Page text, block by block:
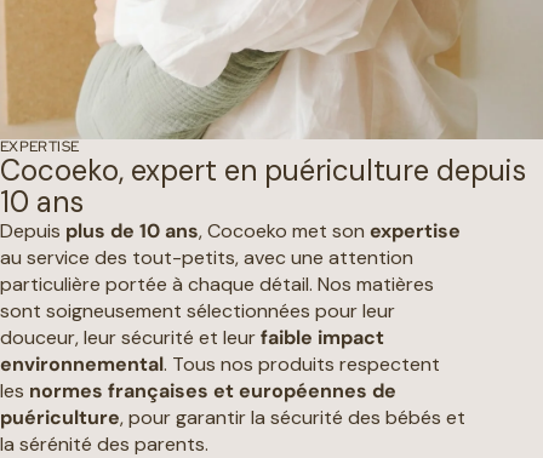
EXPERTISE
Cocoeko, expert en puériculture depuis
10 ans
Depuis plus de 10 ans, Cocoeko met son expertise
au service des tout-petits, avec une attention
particulière portée à chaque détail. Nos matières
sont soigneusement sélectionnées pour leur
douceur, leur sécurité et leurfaible impact
environnemental. Tous nos produits respectent
les normes françaises et européennes de
puériculture, pour garantir la sécurité des bébés et
la sérénité des parents.